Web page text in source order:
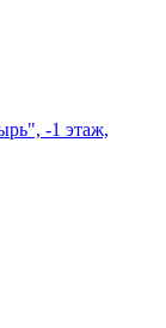
-1 этаж,